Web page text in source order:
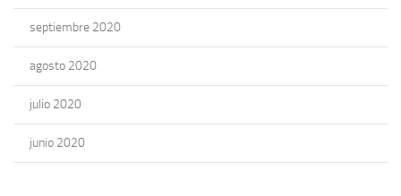
septiembre 2020
agosto 2020
julio 2020
junio 2020